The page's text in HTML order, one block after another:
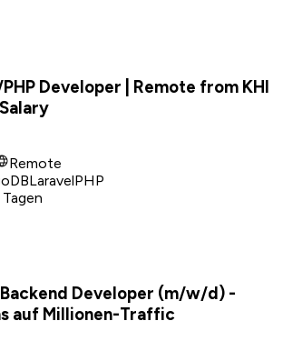
Developer | Remote from KHI
Salary
Remote
LaravelPHP
Developer (m/w/d) -
auf Millionen-Traffic